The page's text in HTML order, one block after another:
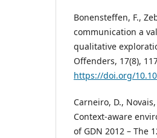
Bonensteffen, F.,
communication a
qualitative
Offenders, 17(8),
https://doi.org/
Carneiro, D.,
Context-aware
of GDN 2012 – The